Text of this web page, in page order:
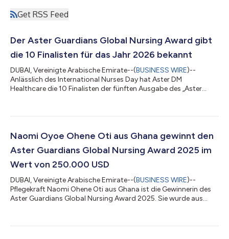
Get RSS Feed
Der Aster Guardians Global Nursing Award gibt
die 10 Finalisten für das Jahr 2026 bekannt
DUBAI, Vereinigte Arabische Emirate--(BUSINESS WIRE)--
Anlässlich des International Nurses Day hat Aster DM
Healthcare die 10 Finalisten der fünften Ausgabe des „Aster
Volkswirtschaften ausgewählt wurden. Einer der zehn Finalisten
250.000 US-Dollar ausgezeichnet. Aster hat Ernst & Young LLP
als „Prozessberater“ für den Preis bea...
Naomi Oyoe Ohene Oti aus Ghana gewinnt den
Aster Guardians Global Nursing Award 2025 im
Wert von 250.000 USD
DUBAI, Vereinigte Arabische Emirate--(BUSINESS WIRE)--
Pflegekraft Naomi Ohene Oti aus Ghana ist die Gewinnerin des
Aster Guardians Global Nursing Award 2025. Sie wurde aus
am National Radiotherapy Oncology and Nuclear Medicine